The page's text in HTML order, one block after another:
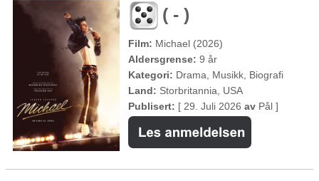
( - )
Film: Michael (2026)
Aldersgrense: 9 år
Kategori: Drama, Musikk, Biografi
Land: Storbritannia, USA
Publisert: [ 29. Juli 2026 av Pål ]